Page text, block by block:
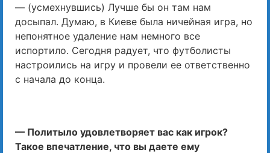
— (усмехнувшись) Лучше бы он там нам
досыпал. Думаю, в Киеве была ничейная игра, но
непонятное удаление нам немного все
испортило. Сегодня радует, что футболисты
настроились на игру и провели ее ответственно
с начала до конца.
— Политыло удовлетворяет вас как игрок?
Такое впечатление, что вы даете ему